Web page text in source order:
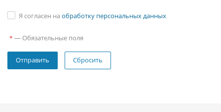
Я согласен на обработку персональных данных
* — Обязательные поля
Сбросить